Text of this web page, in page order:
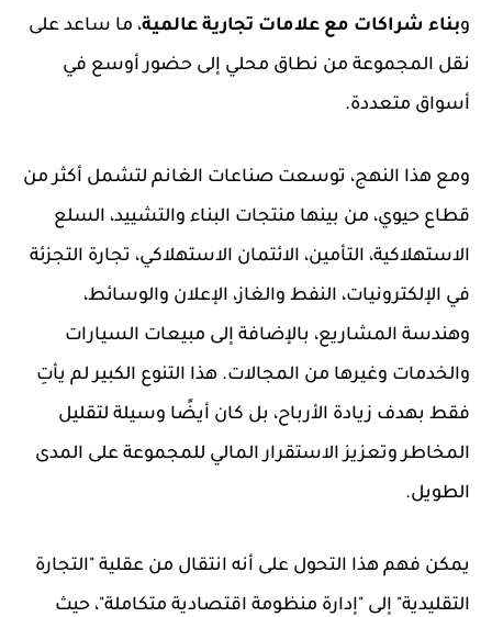
وبناء شراكات مع علامات تجارية عالمية، ما ساعد على
نقل المجموعة من نطاق محلي إلى حضور أوسع في
أسواق متعددة.
ومع هذا النهج، توسعت صناعات الغانم لتشمل أكثر من
قطاع حيوي، من بينها منتجات البناء والتشييد، السلع
الاستهلاكية، التأمين، الائتمان الاستهلاكي، تجارة التجزئة
في الإلكترونيات، النفط والغاز، الإعلان والوسائط،
وهندسة المشاريع، بالإضافة إلى مبيعات السيارات
والخدمات وغيرها من المجالات. هذا التنوع الكبير لم يأتِ
فقط بهدف زيادة الأرباح، بل كان أيضًا وسيلة لتقليل
المخاطر وتعزيز الاستقرار المالي للمجموعة على المدى
الطويل.
يمكن فهم هذا التحول على أنه انتقال من عقلية "التجارة
التقليدية" إلى "إدارة منظومة اقتصادية متكاملة"، حيث